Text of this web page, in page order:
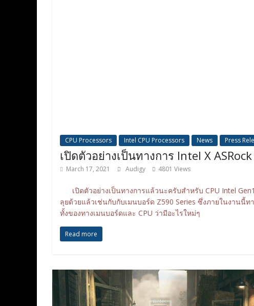
CPU Processors Intel CPU Processors News Press
เปิดตัวอย่างเป็นทางการ Intel X
March 17, 2021 Audigy 4801 Views
เปิดตัวอย่างเป็นทางการแล้วนะครับสำหรับ CPU Intel
ลุยด้วยแล้วเช่นกับกับเมนบอร์ด Z590 Series ซึ่งภายในงานนี้ท
ทั้งของทางเมนบอร์ดและ CPU ว่ามีอะไรใหม่ๆ
Read more